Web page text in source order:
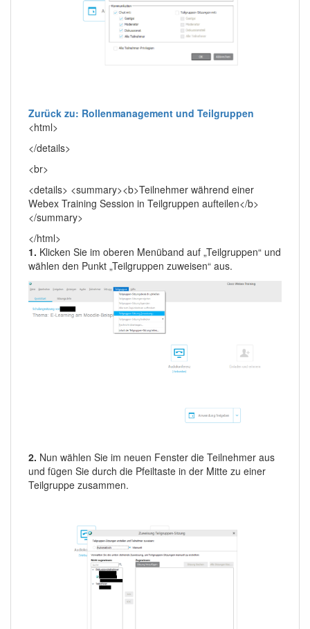
Zurück zu: Rollenmanagement und Teilgruppen
<html>
</details>
<br>
<details> <summary><b>Teilnehmer während einer
Webex Training Session in Teilgruppen aufteilen</b>
</summary>
</html>
1. Klicken Sie im oberen Menüband auf „Teilgruppen“ und
wählen den Punkt „Teilgruppen zuweisen“ aus.
2. Nun wählen Sie im neuen Fenster die Teilnehmer aus
und fügen Sie durch die Pfeiltaste in der Mitte zu einer
Teilgruppe zusammen.